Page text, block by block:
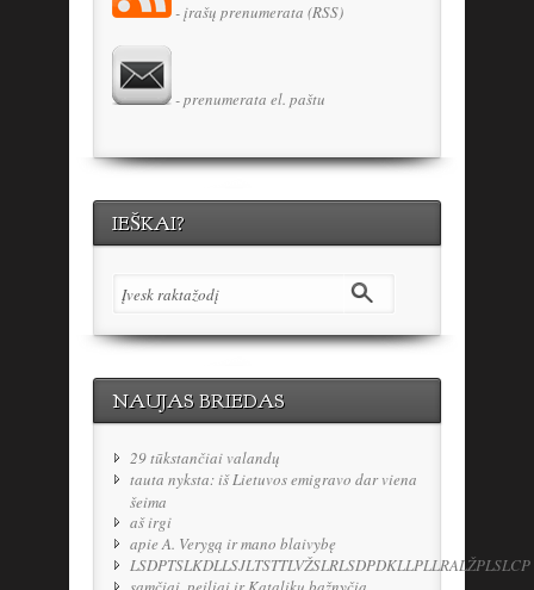
- įrašų prenumerata (RSS)
- prenumerata el. paštu
IEŠKAI?
NAUJAS BRIEDAS
29 tūkstančiai valandų
tauta nyksta: iš Lietuvos emigravo dar viena
šeima
aš irgi
apie A. Verygą ir mano blaivybę
LSDPTSLKDLLSJLTSTTLVŽSLRLSDPDKLLPLLRALŽPLSLCP